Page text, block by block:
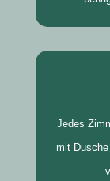
Jedes
mit